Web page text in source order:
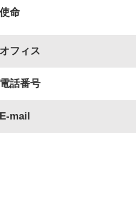
使命
オフィス
電話番号
E-mail